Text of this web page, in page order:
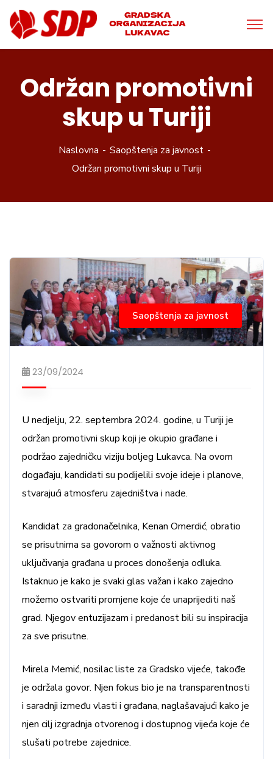
Održan promotivni
skup u Turiji
Naslovna
Saopštenja za javnost
Održan promotivni skup u Turiji
Saopštenja za javnost
23/09/2024
U nedjelju, 22. septembra 2024. godine, u Turiji je
održan promotivni skup koji je okupio građane i
podržao zajedničku viziju boljeg Lukavca. Na ovom
događaju, kandidati su podijelili svoje ideje i planove,
stvarajući atmosferu zajedništva i nade.
Kandidat za gradonačelnika, Kenan Omerdić, obratio
se prisutnima sa govorom o važnosti aktivnog
uključivanja građana u proces donošenja odluka.
Istaknuo je kako je svaki glas važan i kako zajedno
možemo ostvariti promjene koje će unaprijediti naš
grad. Njegov entuzijazam i predanost bili su inspiracija
za sve prisutne.
Mirela Memić, nosilac liste za Gradsko vijeće, takođe
je održala govor. Njen fokus bio je na transparentnosti
i saradnji između vlasti i građana, naglašavajući kako je
njen cilj izgradnja otvorenog i dostupnog vijeća koje će
slušati potrebe zajednice.